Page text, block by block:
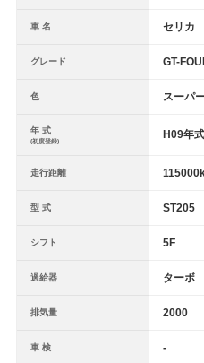
車 名 セリカ
グレード GT-
色 スーパ
年 式
(初度登録)
H09年式
走行距離
型 式 ST205
シフト 5F
過給器 ターボ
排気量 2000
車 検 -